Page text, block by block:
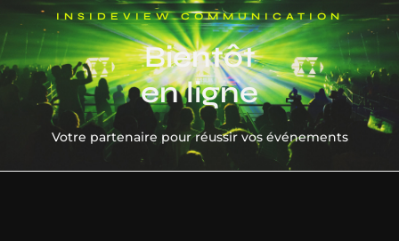
INSIDEVIEW COMMUNICATION
Bientôt
en ligne
Votre partenaire pour réussir vos événements